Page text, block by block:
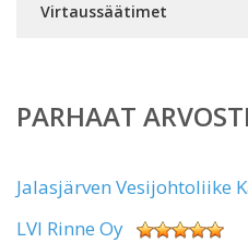
Virtaussäätimet
PARHAAT
Jalasjärven Vesijohtoliike
LVI Rinne Oy